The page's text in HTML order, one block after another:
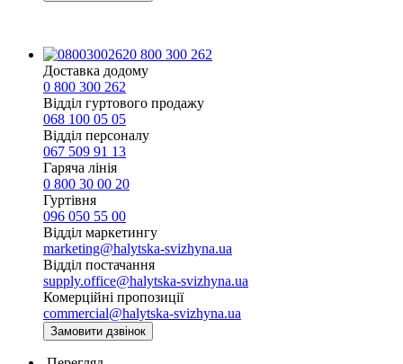
0 800 300 262
Доставка додому
0 800 300 262
Відділ гуртового продажу
068 100 05 05​
Відділ персоналу
067 509 91 13
Гаряча лінія
0 800 30 00 20
Гуртівня
096 050 55 00
Відділ маркетингу
marketing@halytska-svizhyna.ua
Відділ постачання
supply.office@halytska-svizhyna.ua
Комерційні пропозиції
commercial@halytska-svizhyna.ua
Замовити дзвінок